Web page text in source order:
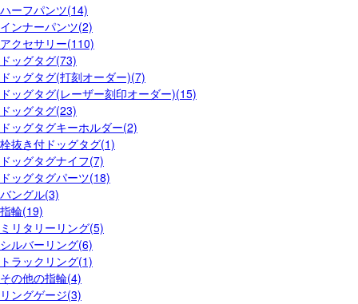
ハーフパンツ(14)
インナーパンツ(2)
アクセサリー(110)
ドッグタグ(73)
ドッグタグ(打刻オーダー)(7)
ドッグタグ(レーザー刻印オーダー)(15)
ドッグタグ(23)
ドッグタグキーホルダー(2)
栓抜き付ドッグタグ(1)
ドッグタグナイフ(7)
ドッグタグパーツ(18)
バングル(3)
指輪(19)
ミリタリーリング(5)
シルバーリング(6)
トラックリング(1)
その他の指輪(4)
リングゲージ(3)